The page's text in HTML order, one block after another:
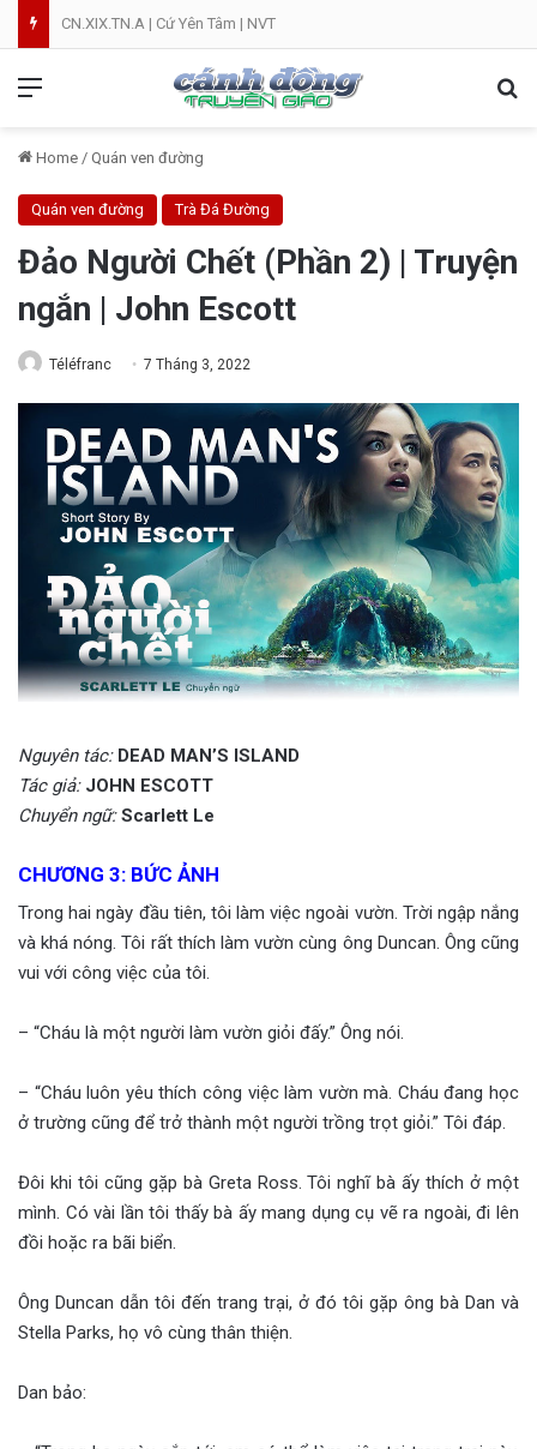
CN.XIX.TN.A | Cứ Yên Tâm | NVT
Home / Quán ven đường
Quán ven đường Trà Đá Đường
Đảo Người Chết (Phần 2) | Truyện
ngắn | John Escott
Téléfranc 7 Tháng 3, 2022
Nguyên tác: DEAD MAN’S ISLAND
Tác giả: JOHN ESCOTT
Chuyển ngữ: Scarlett Le
CHƯƠNG 3: BỨC ẢNH
Trong hai ngày đầu tiên, tôi làm việc ngoài vườn. Trời ngập nắng
và khá nóng. Tôi rất thích làm vườn cùng ông Duncan. Ông cũng
vui với công việc của tôi.
– “Cháu là một người làm vườn giỏi đấy.” Ông nói.
– “Cháu luôn yêu thích công việc làm vườn mà. Cháu đang học
ở trường cũng để trở thành một người trồng trọt giỏi.” Tôi đáp.
Đôi khi tôi cũng gặp bà Greta Ross. Tôi nghĩ bà ấy thích ở một
mình. Có vài lần tôi thấy bà ấy mang dụng cụ vẽ ra ngoài, đi lên
đồi hoặc ra bãi biển.
Ông Duncan dẫn tôi đến trang trại, ở đó tôi gặp ông bà Dan và
Stella Parks, họ vô cùng thân thiện.
Dan bảo: